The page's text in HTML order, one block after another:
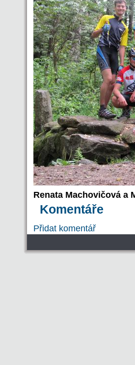
Renata Machovičová a
Komentáře
Přidat komentář